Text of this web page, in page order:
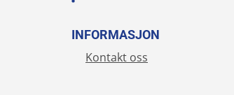
INFORMASJON
Kontakt oss